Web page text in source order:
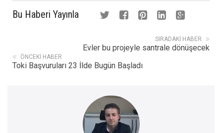
Bu Haberi Yayınla
SIRADAKI HABER
Evler bu projeyle santrale dönüşecek
ÖNCEKI HABER
Toki Başvuruları 23 İlde Bugün Başladı